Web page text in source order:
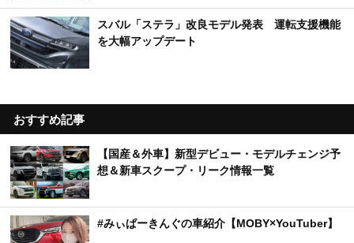
スバル「ステラ」改良モデル発表 運転支援機能
を大幅アップデート
おすすめ記事
【国産＆外車】新型デビュー・モデルチェンジ予
想＆新車スクープ・リーク情報一覧
#みぃぱーきんぐの車紹介【MOBY×YouTuber】